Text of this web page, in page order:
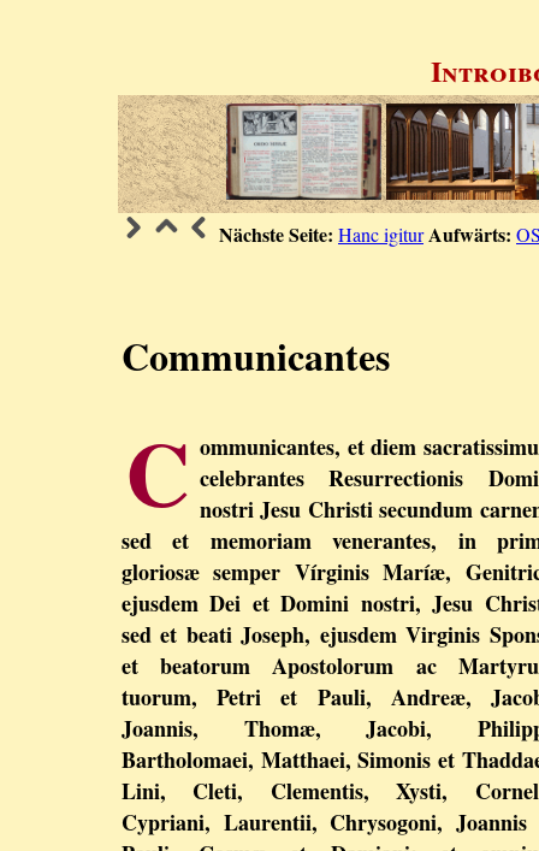
Nächste Seite: Hanc igiturAufwärts:
Communicantes
C ommunicantes, et diem
celebrantes Resurrectionis
nostri Jesu Christi secundum
sed et memoriam venerantes, in
gloriosæ semper Vírginis Maríæ,
ejusdem Dei et Domini nostri, Jesu
sed et beati Joseph, ejusdem Virginis
et beatorum Apostolorum ac
tuorum, Petri et Pauli, Andreæ,
Joannis, Thomæ, Jacobi,
Bartholomaei, Matthaei, Simonis et
Lini, Cleti, Clementis, Xysti,
Cypriani, Laurentii, Chrysogoni, Joannis